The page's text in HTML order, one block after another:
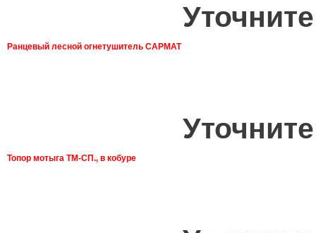
Ранцевый лесной огнетушитель САРМАТ
Топор мотыга ТМ-СП., в кобуре